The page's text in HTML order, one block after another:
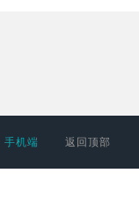
手机端 返回顶部